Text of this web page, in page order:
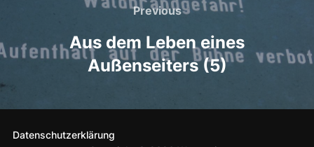
Previous
Previous
Aus dem Leben eines
Außenseiters (5)
Datenschutzerklärung